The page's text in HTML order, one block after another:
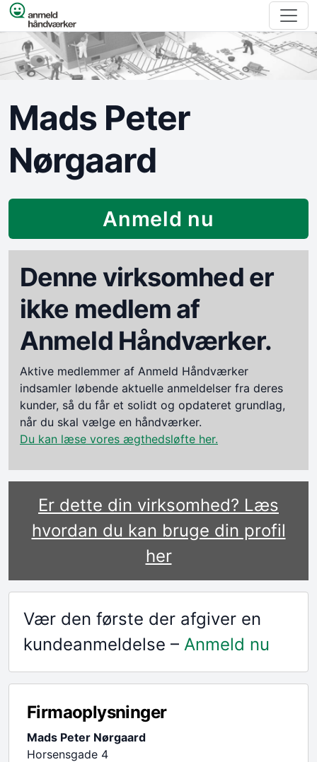
Spring til indhold
Mads Peter
Nørgaard
Anmeld nu
Denne virksomhed er
ikke medlem af
Anmeld Håndværker.
Aktive medlemmer af Anmeld Håndværker
indsamler løbende aktuelle anmeldelser fra deres
kunder, så du får et solidt og opdateret grundlag,
når du skal vælge en håndværker.
Du kan læse vores ægthedsløfte her.
Er dette din virksomhed? Læs
hvordan du kan bruge din profil
her
Vær den første der afgiver en
kundeanmeldelse – Anmeld nu
Firmaoplysninger
Mads Peter Nørgaard
Horsensgade 4